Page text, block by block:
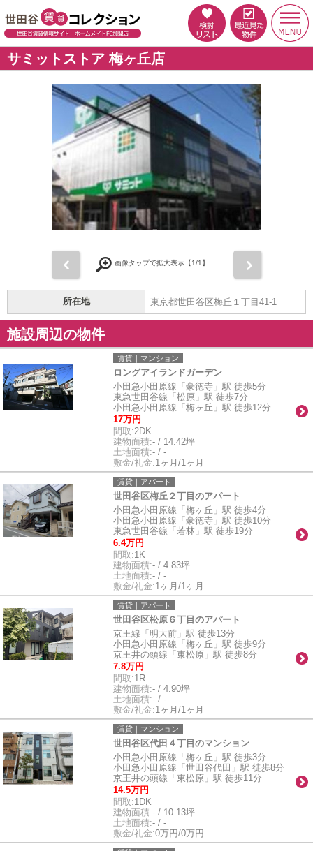
サミットストア 梅ヶ丘店
画像タップで拡大表示【1/1】
所在地 東京都世田谷区梅丘１丁目41-1
施設周辺の物件
賃貸｜マンション
ロングアイランドガーデン
小田急小田原線「豪徳寺」駅 徒歩5分
東急世田谷線「松原」駅 徒歩7分
小田急小田原線「梅ヶ丘」駅 徒歩12分
17万円
間取:2DK
建物面積:- / 14.42坪
土地面積:- / -
敷金/礼金:1ヶ月/1ヶ月
賃貸｜アパート
世田谷区梅丘２丁目のアパート
小田急小田原線「梅ヶ丘」駅 徒歩4分
小田急小田原線「豪徳寺」駅 徒歩10分
東急世田谷線「若林」駅 徒歩19分
6.4万円
間取:1K
建物面積:- / 4.83坪
土地面積:- / -
敷金/礼金:1ヶ月/1ヶ月
賃貸｜アパート
世田谷区松原６丁目のアパート
京王線「明大前」駅 徒歩13分
小田急小田原線「梅ヶ丘」駅 徒歩9分
京王井の頭線「東松原」駅 徒歩8分
7.8万円
間取:1R
建物面積:- / 4.90坪
土地面積:- / -
敷金/礼金:1ヶ月/1ヶ月
賃貸｜マンション
世田谷区代田４丁目のマンション
小田急小田原線「梅ヶ丘」駅 徒歩3分
小田急小田原線「世田谷代田」駅 徒歩8分
京王井の頭線「東松原」駅 徒歩11分
14.5万円
間取:1DK
建物面積:- / 10.13坪
土地面積:- / -
敷金/礼金:0万円/0万円